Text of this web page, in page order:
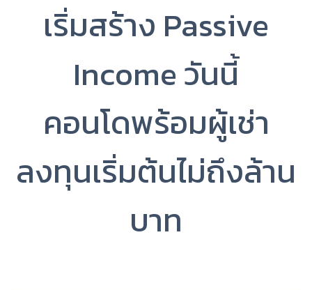
เริ่มสร้าง Passive
Income วันนี้
คอนโดพร้อมผู้เช่า
ลงทุนเริ่มต้นไม่ถึงล้าน
บาท